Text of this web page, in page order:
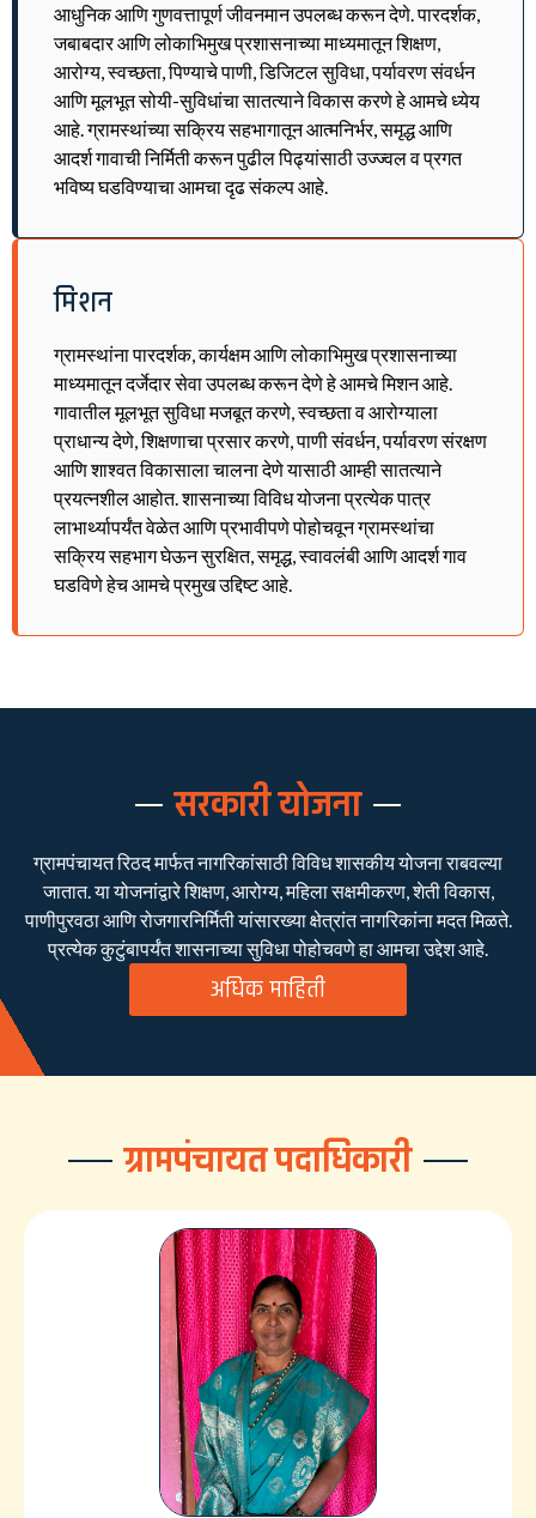
आधुनिक आणि गुणवत्तापूर्ण जीवनमान उपलब्ध करून देणे. पारदर्शक,
जबाबदार आणि लोकाभिमुख प्रशासनाच्या माध्यमातून शिक्षण,
आरोग्य, स्वच्छता, पिण्याचे पाणी, डिजिटल सुविधा, पर्यावरण संवर्धन
आणि मूलभूत सोयी-सुविधांचा सातत्याने विकास करणे हे आमचे ध्येय
आहे. ग्रामस्थांच्या सक्रिय सहभागातून आत्मनिर्भर, समृद्ध आणि
आदर्श गावाची निर्मिती करून पुढील पिढ्यांसाठी उज्ज्वल व प्रगत
भविष्य घडविण्याचा आमचा दृढ संकल्प आहे.
मिशन
ग्रामस्थांना पारदर्शक, कार्यक्षम आणि लोकाभिमुख प्रशासनाच्या
माध्यमातून दर्जेदार सेवा उपलब्ध करून देणे हे आमचे मिशन आहे.
गावातील मूलभूत सुविधा मजबूत करणे, स्वच्छता व आरोग्याला
प्राधान्य देणे, शिक्षणाचा प्रसार करणे, पाणी संवर्धन, पर्यावरण संरक्षण
आणि शाश्वत विकासाला चालना देणे यासाठी आम्ही सातत्याने
प्रयत्नशील आहोत. शासनाच्या विविध योजना प्रत्येक पात्र
लाभार्थ्यापर्यंत वेळेत आणि प्रभावीपणे पोहोचवून ग्रामस्थांचा
सक्रिय सहभाग घेऊन सुरक्षित, समृद्ध, स्वावलंबी आणि आदर्श गाव
घडविणे हेच आमचे प्रमुख उद्दिष्ट आहे.
सरकारी योजना
ग्रामपंचायत रिठद मार्फत नागरिकांसाठी विविध शासकीय योजना राबवल्या
जातात. या योजनांद्वारे शिक्षण, आरोग्य, महिला सक्षमीकरण, शेती विकास,
पाणीपुरवठा आणि रोजगारनिर्मिती यांसारख्या क्षेत्रांत नागरिकांना मदत मिळते.
प्रत्येक कुटुंबापर्यंत शासनाच्या सुविधा पोहोचवणे हा आमचा उद्देश आहे.
अधिक माहिती
ग्रामपंचायत पदाधिकारी